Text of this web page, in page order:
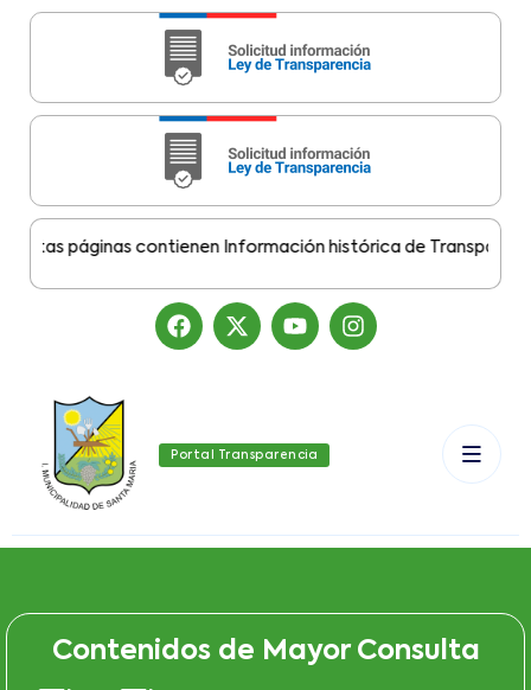
páginas contienen Información histórica de Transparencia
Portal Transparencia
Contenidos de Mayor Consulta